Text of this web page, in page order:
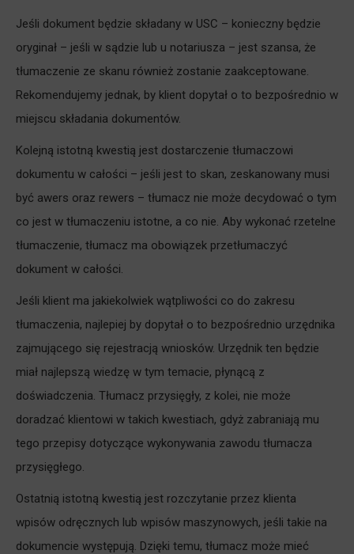
Jeśli dokument będzie składany w USC – konieczny będzie
oryginał – jeśli w sądzie lub u notariusza – jest szansa, że
tłumaczenie ze skanu również zostanie zaakceptowane.
Rekomendujemy jednak, by klient dopytał o to bezpośrednio w
miejscu składania dokumentów.
Kolejną istotną kwestią jest dostarczenie tłumaczowi
dokumentu w całości – jeśli jest to skan, zeskanowany musi
być awers oraz rewers – tłumacz nie może decydować o tym
co jest w tłumaczeniu istotne, a co nie. Aby wykonać rzetelne
tłumaczenie, tłumacz ma obowiązek przetłumaczyć
dokument w całości.
Jeśli klient ma jakiekolwiek wątpliwości co do zakresu
tłumaczenia, najlepiej by dopytał o to bezpośrednio urzędnika
zajmującego się rejestracją wniosków. Urzędnik ten będzie
miał najlepszą wiedzę w tym temacie, płynącą z
doświadczenia. Tłumacz przysięgły, z kolei, nie może
doradzać klientowi w takich kwestiach, gdyż zabraniają mu
tego przepisy dotyczące wykonywania zawodu tłumacza
przysięgłego.
Ostatnią istotną kwestią jest rozczytanie przez klienta
wpisów odręcznych lub wpisów maszynowych, jeśli takie na
dokumencie występują. Dzięki temu, tłumacz może mieć